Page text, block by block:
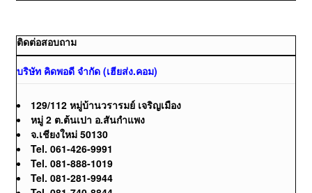
ติดต่อสอบถาม
บริษัท คิดพอดี จำกัด (เฮียส่ง.คอม)
129/112 หมู่บ้านวรารมย์ เจริญเมือง
หมู่ 2 ต.ต้นเปา อ.สันกำแพง
จ.เชียงใหม่ 50130
Tel. 061-426-9991
Tel. 081-888-1019
Tel. 081-281-9944